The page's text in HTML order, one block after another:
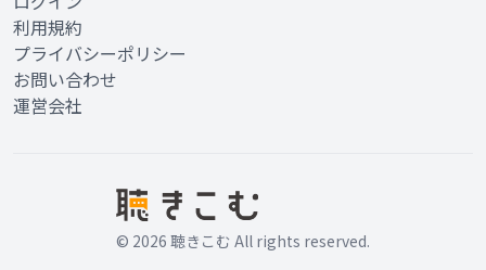
利用規約
プライバシーポリシー
お問い合わせ
運営会社
© 2026 聴きこむ All rights reserved.